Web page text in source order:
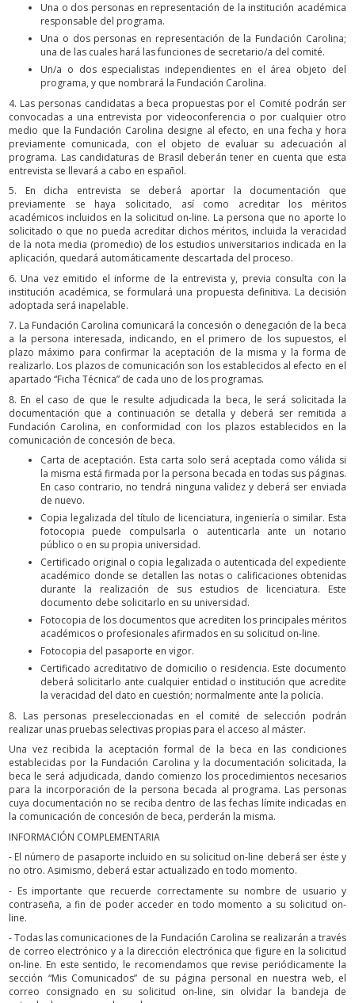
Una o dos personas en representación de la institución académica
responsable del programa.
Una o dos personas en representación de la Fundación Carolina;
una de las cuales hará las funciones de secretario/a del comité.
Un/a o dos especialistas independientes en el área objeto del
programa, y que nombrará la Fundación Carolina.
4. Las personas candidatas a beca propuestas por el Comité podrán ser
convocadas a una entrevista por videoconferencia o por cualquier otro
medio que la Fundación Carolina designe al efecto, en una fecha y hora
previamente comunicada, con el objeto de evaluar su adecuación al
programa. Las candidaturas de Brasil deberán tener en cuenta que esta
entrevista se llevará a cabo en español.
5. En dicha entrevista se deberá aportar la documentación que
previamente se haya solicitado, así como acreditar los méritos
académicos incluidos en la solicitud on-line. La persona que no aporte lo
solicitado o que no pueda acreditar dichos méritos, incluida la veracidad
de la nota media (promedio) de los estudios universitarios indicada en la
aplicación, quedará automáticamente descartada del proceso.
6. Una vez emitido el informe de la entrevista y, previa consulta con la
institución académica, se formulará una propuesta definitiva. La decisión
adoptada será inapelable.
7. La Fundación Carolina comunicará la concesión o denegación de la beca
a la persona interesada, indicando, en el primero de los supuestos, el
plazo máximo para confirmar la aceptación de la misma y la forma de
realizarlo. Los plazos de comunicación son los establecidos al efecto en el
apartado “Ficha Técnica” de cada uno de los programas.
8. En el caso de que le resulte adjudicada la beca, le será solicitada la
documentación que a continuación se detalla y deberá ser remitida a
Fundación Carolina, en conformidad con los plazos establecidos en la
comunicación de concesión de beca.
Carta de aceptación. Esta carta solo será aceptada como válida si
la misma está firmada por la persona becada en todas sus páginas.
En caso contrario, no tendrá ninguna validez y deberá ser enviada
de nuevo.
Copia legalizada del título de licenciatura, ingeniería o similar. Esta
fotocopia puede compulsarla o autenticarla ante un notario
público o en su propia universidad.
Certificado original o copia legalizada o autenticada del expediente
académico donde se detallen las notas o calificaciones obtenidas
durante la realización de sus estudios de licenciatura. Este
documento debe solicitarlo en su universidad.
Fotocopia de los documentos que acrediten los principales méritos
académicos o profesionales afirmados en su solicitud on-line.
Fotocopia del pasaporte en vigor.
Certificado acreditativo de domicilio o residencia. Este documento
deberá solicitarlo ante cualquier entidad o institución que acredite
la veracidad del dato en cuestión; normalmente ante la policía.
8. Las personas preseleccionadas en el comité de selección podrán
realizar unas pruebas selectivas propias para el acceso al máster.
Una vez recibida la aceptación formal de la beca en las condiciones
establecidas por la Fundación Carolina y la documentación solicitada, la
beca le será adjudicada, dando comienzo los procedimientos necesarios
para la incorporación de la persona becada al programa. Las personas
cuya documentación no se reciba dentro de las fechas límite indicadas en
la comunicación de concesión de beca, perderán la misma.
INFORMACIÓN COMPLEMENTARIA
- El número de pasaporte incluido en su solicitud on-line deberá ser éste y
no otro. Asimismo, deberá estar actualizado en todo momento.
- Es importante que recuerde correctamente su nombre de usuario y
contraseña, a fin de poder acceder en todo momento a su solicitud on-
line.
- Todas las comunicaciones de la Fundación Carolina se realizarán a través
de correo electrónico y a la dirección electrónica que figure en la solicitud
on-line. En este sentido, le recomendamos que revise periódicamente la
sección “Mis Comunicados” de su página personal en nuestra web, el
correo consignado en su solicitud on-line, sin olvidar la bandeja de